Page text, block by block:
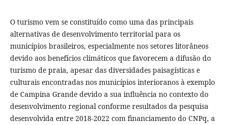
O turismo vem se constituído como uma das principais
alternativas de desenvolvimento territorial para os
municípios brasileiros, especialmente nos setores litorâneos
devido aos benefícios climáticos que favorecem a difusão do
turismo de praia, apesar das diversidades paisagísticas e
culturais encontradas nos municípios interioranos à exemplo
de Campina Grande devido a sua influência no contexto do
desenvolvimento regional conforme resultados da pesquisa
desenvolvida entre 2018-2022 com financiamento do CNPq, a